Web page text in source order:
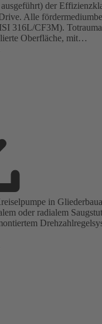
der
Alle
316L/CF3M).
Oberfläche, mit
Konstruktion für
Alle Werkstoffe sind
in
oder radialem